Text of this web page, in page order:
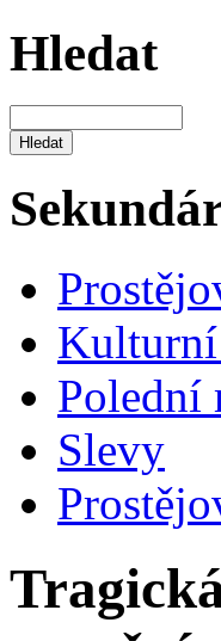
Hledat
Kulturní
Polední
Slevy